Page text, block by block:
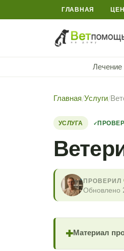
ГЛАВНАЯ
Лечение
Главная/Услуги/
УСЛУГА
ПРОВЕРИЛ
Обновлено
✚Материал